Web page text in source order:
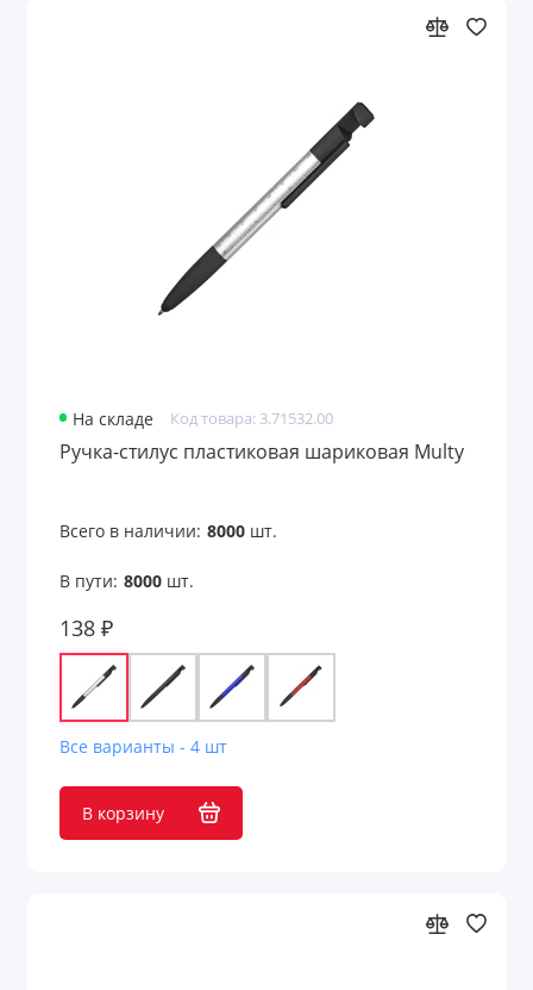
На складе Код товара: 3.71532.00
Ручка-стилус пластиковая шариковая Multy
Всего в наличии: 8000шт.
В пути: 8000шт.
138 ₽
Все варианты - 4 шт
В корзину